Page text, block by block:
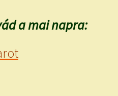
a mai napra: